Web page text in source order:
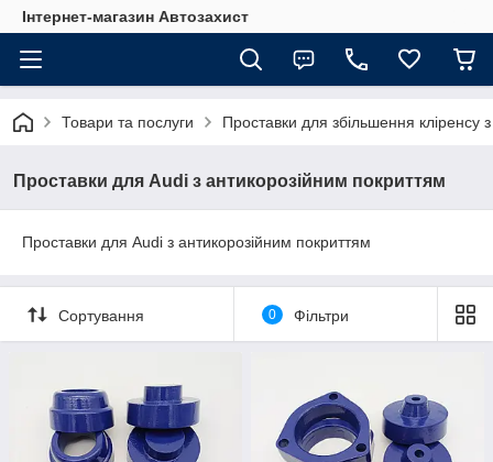
Інтернет-магазин Автозахист
Товари та послуги Проставки для збільшення кліренсу
Проставки для Audi з антикорозійним покриттям
Проставки для Audi з антикорозійним покриттям
Сортування 0 Фільтри